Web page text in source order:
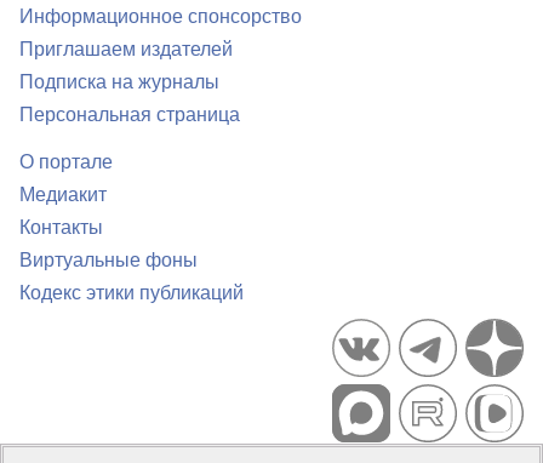
Информационное спонсорство
Приглашаем издателей
Подписка на журналы
Персональная страница
О портале
Медиакит
Контакты
Виртуальные фоны
Кодекс этики публикаций